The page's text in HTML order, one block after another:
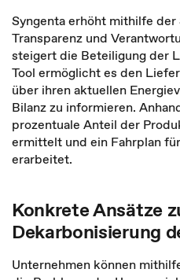
Syngenta erhöht mithilfe
Transparenz und
steigert die Beteiligung der
Tool ermöglicht es den
über ihren aktuellen
Bilanz zu informieren.
prozentuale Anteil der
ermittelt und ein Fahrplan
erarbeitet.
Konkrete Ansätze
Dekarbonisierung
Unternehmen können